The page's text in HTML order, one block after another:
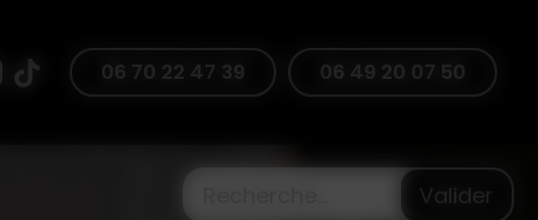
06 70 22 47 39 06 49 20 07 50
Valider